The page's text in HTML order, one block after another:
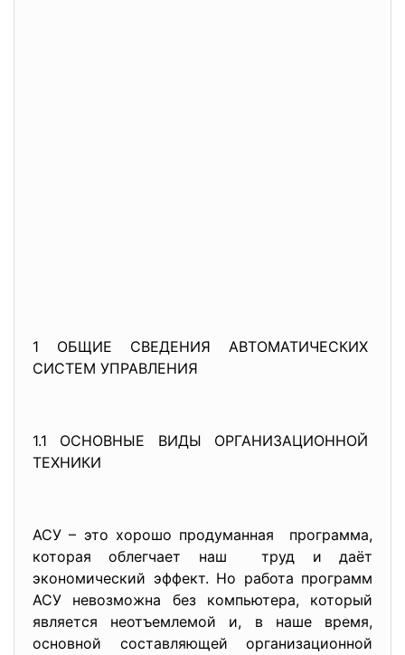
1 ОБЩИЕ СВЕДЕНИЯ АВТОМАТИЧЕСКИХ
СИСТЕМ УПРАВЛЕНИЯ
1.1 ОСНОВНЫЕ ВИДЫ ОРГАНИЗАЦИОННОЙ
ТЕХНИКИ
АСУ – это хорошо продуманная программа,
которая облегчает наш труд и даёт
экономический эффект. Но работа программ
АСУ невозможна без компьютера, который
является неотъемлемой и, в наше время,
основной составляющей организационной